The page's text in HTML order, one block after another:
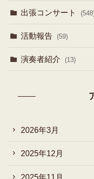
出張コンサート
活動報告 (59)
演奏者紹介 (13)
2026年3月
2025年12月
2025年11月